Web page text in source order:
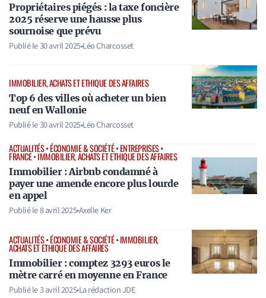
Propriétaires piégés : la taxe foncière
2025 réserve une hausse plus
sournoise que prévu
Publié le30 avril 2025•Léo Charcosset
IMMOBILIER, ACHATS ET ETHIQUE DES AFFAIRES
Top 6 des villes où acheter un bien
neuf en Wallonie
Publié le30 avril 2025•Léo Charcosset
ACTUALITÉS•ÉCONOMIE & SOCIÉTÉ•ENTREPRISES•
FRANCE•IMMOBILIER, ACHATS ET ETHIQUE DES AFFAIRES
Immobilier : Airbnb condamné à
payer une amende encore plus lourde
en appel
Publié le8 avril 2025•Axelle Ker
ACTUALITÉS•ÉCONOMIE & SOCIÉTÉ•IMMOBILIER,
ACHATS ET ETHIQUE DES AFFAIRES
Immobilier : comptez 3293 euros le
mètre carré en moyenne en France
Publié le3 avril 2025•La rédaction JDE